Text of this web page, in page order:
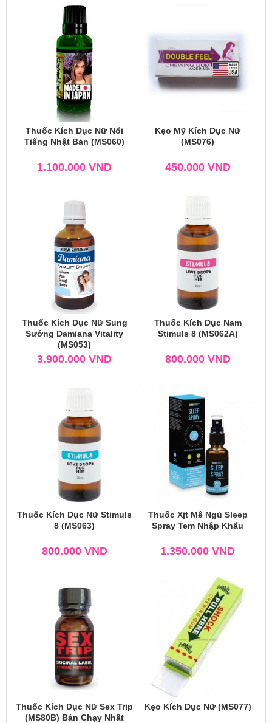
Thuốc Kích Dục Nữ Nổi
Tiếng Nhật Bản (MS060)
1.100.000 VND
Kẹo Mỹ Kích Dục Nữ
(MS076)
450.000 VND
Thuốc Kích Dục Nữ Sung
Sướng Damiana Vitality
(MS053)
3.900.000 VND
Thuốc Kích Dục Nam
Stimuls 8 (MS062A)
800.000 VND
Thuốc Kích Dục Nữ Stimuls
8 (MS063)
800.000 VND
Thuốc Xịt Mê Ngủ Sleep
Spray Tem Nhập Khẩu
1.350.000 VND
Thuốc Kích Dục Nữ Sex Trip
(MS80B) Bán Chạy Nhất
Kẹo Kích Dục Nữ (MS077)